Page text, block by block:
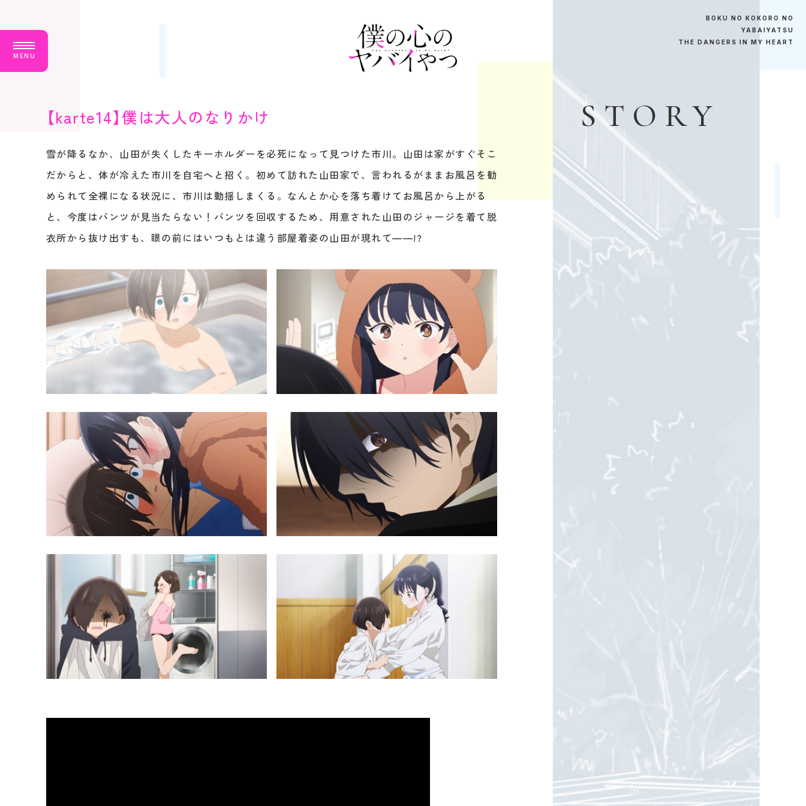
M EN U
B O KU NO KO KO R O NO
YA B A IYA T SU
T HE D A NGER S IN MY HE A R T
ST O RY
【karte14】僕は大人のなりかけ
雪が降るなか、山田が失くしたキーホルダーを必死になって見つけた市川。山田は家がすぐそこ
だからと、体が冷えた市川を自宅へと招く。初めて訪れた山田家で、言われるがままお風呂を勧
められて全裸になる状況に、市川は動揺しまくる。なんとか心を落ち着けてお風呂から上がる
と、今度はパンツが見当たらない！パンツを回収するため、用意された山田のジャージを着て脱
衣所から抜け出すも、眼の前にはいつもとは違う部屋着姿の山田が現れて――!?